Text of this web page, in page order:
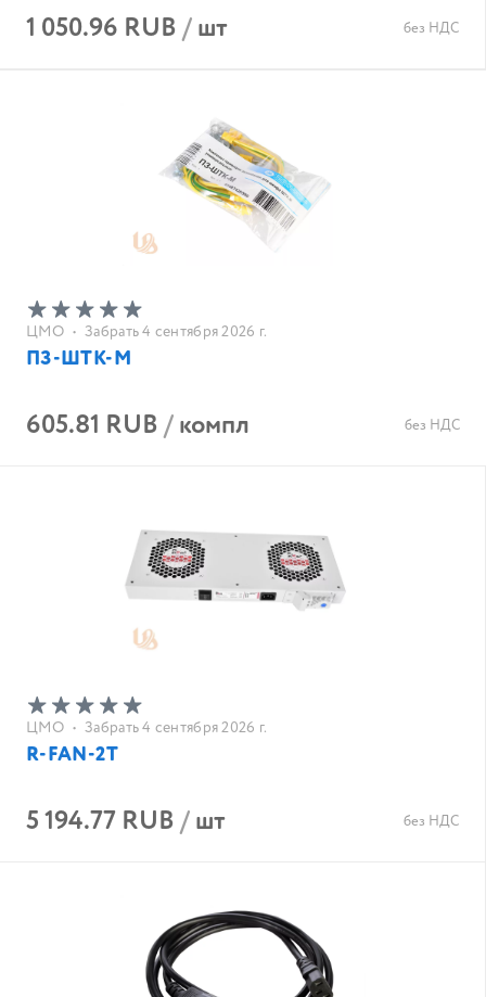
1 050.96 RUB/шт без НДС
ЦМО • Забрать 4 сентября 2026 г.
ПЗ-ШТК-М
605.81 RUB/компл без НДС
ЦМО • Забрать 4 сентября 2026 г.
R-FAN-2T
5 194.77 RUB/шт без НДС